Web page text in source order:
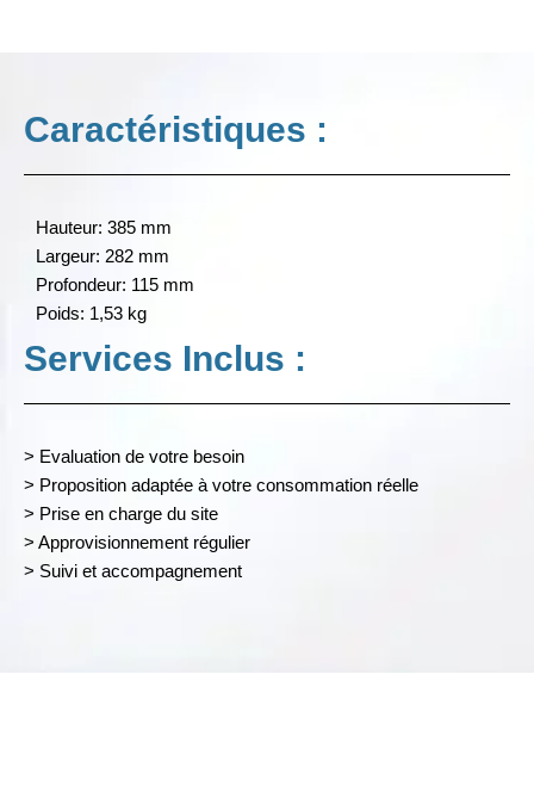
Caractéristiques :
Hauteur: 385 mm
Largeur: 282 mm
Profondeur: 115 mm
Poids: 1,53 kg
Services Inclus :
> Evaluation de votre besoin
> Proposition adaptée à votre consommation réelle
> Prise en charge du site
> Approvisionnement régulier
> Suivi et accompagnement